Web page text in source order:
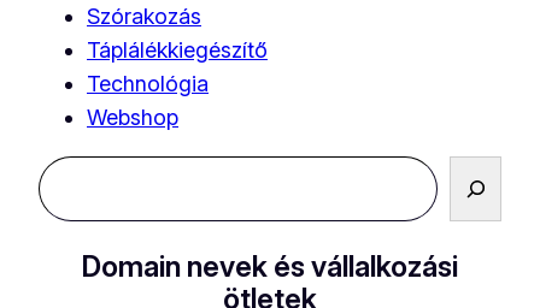
Szórakozás
Táplálékkiegészítő
Technológia
Webshop
Keresés
Domain nevek és vállalkozási
ötletek